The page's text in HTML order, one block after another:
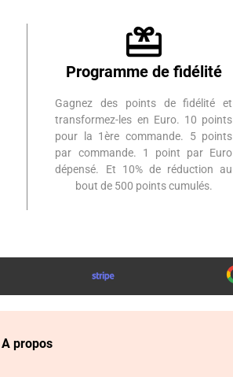
Programme de fidélité
Gagnez des points de fidélité et
transformez-les en Euro. 10 points
pour la 1ère commande. 5 points
par commande. 1 point par Euro
dépensé. Et 10% de réduction au
bout de 500 points cumulés.
A propos